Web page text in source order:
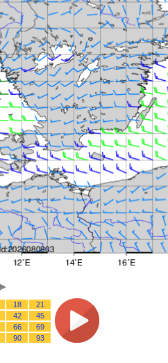
18
21
42
45
66
69
90 93